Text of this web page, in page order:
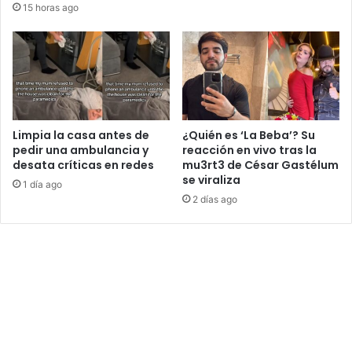
15 horas ago
Limpia la casa antes de
pedir una ambulancia y
desata críticas en redes
1 día ago
¿Quién es ‘La Beba’? Su
reacción en vivo tras la
mu3rt3 de César Gastélum
se viraliza
2 días ago